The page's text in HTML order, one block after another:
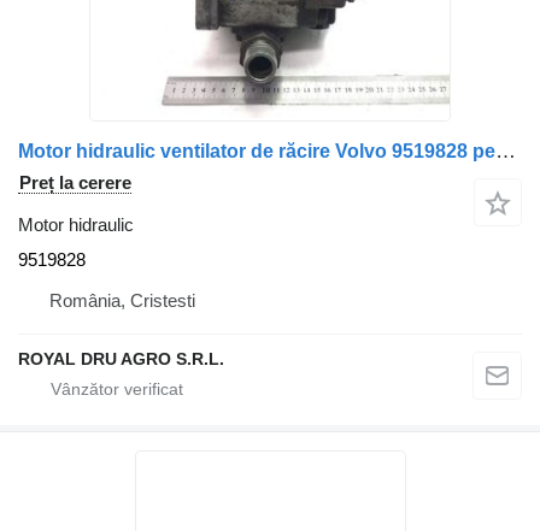
Motor hidraulic ventilator de răcire Volvo 9519828 pentru camion SNU222DSC06RLK
Preț la cerere
Motor hidraulic
9519828
România, Cristesti
ROYAL DRU AGRO S.R.L.